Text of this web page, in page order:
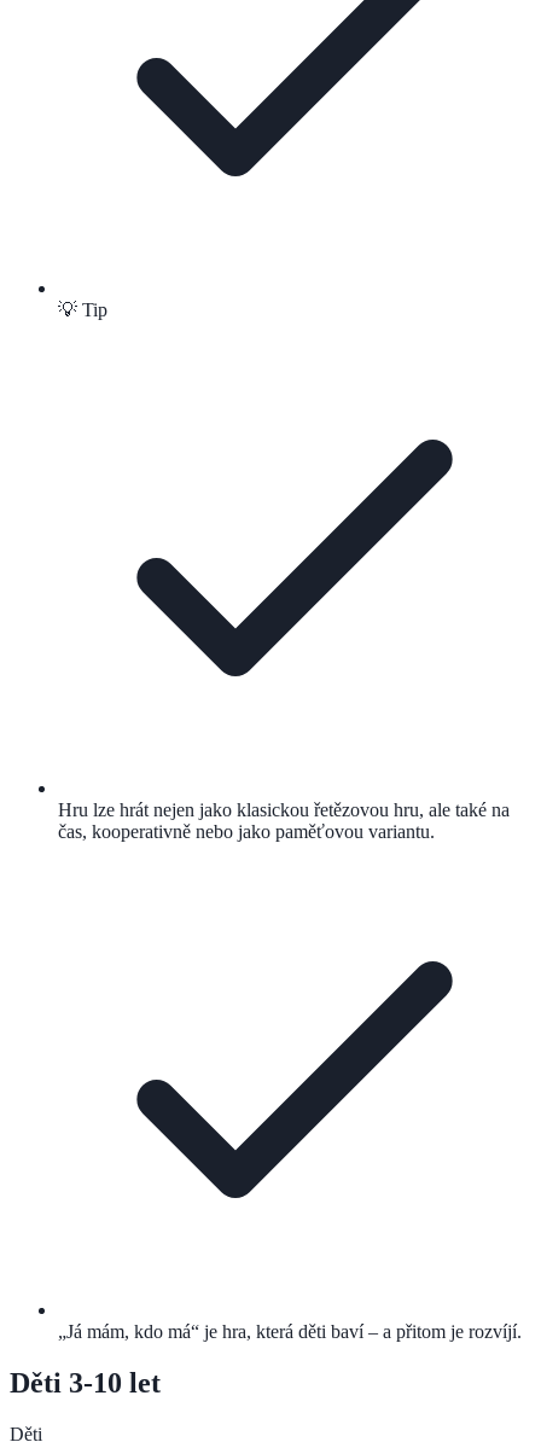
💡 Tip
Hru lze hrát nejen jako klasickou řetězovou hru, ale také na
čas, kooperativně nebo jako paměťovou variantu.
„Já mám, kdo má“ je hra, která děti baví – a přitom je rozvíjí.
Děti 3-10 let
Děti